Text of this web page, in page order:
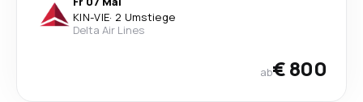
KIN-VIE· 2 Umstiege
Delta Air Lines
ab€ 800